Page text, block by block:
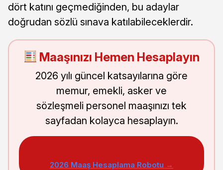
dört katını geçmediğinden, bu adaylar
doğrudan sözlü sınava katılabileceklerdir.
Maaşınızı Hemen Hesaplayın
2026 yılı güncel katsayılarına göre
memur, emekli, asker ve
sözleşmeli personel maaşınızı tek
sayfadan kolayca hesaplayın.
2026 Maaş Hesaplama Robotu →